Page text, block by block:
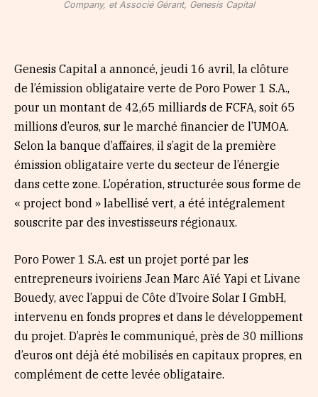
Company, et Associé Gérant, Genesis Capital
Genesis Capital a annoncé, jeudi 16 avril, la clôture
de l’émission obligataire verte de Poro Power 1 S.A.,
pour un montant de 42,65 milliards de FCFA, soit 65
millions d’euros, sur le marché financier de l’UMOA.
Selon la banque d’affaires, il s’agit de la première
émission obligataire verte du secteur de l’énergie
dans cette zone. L’opération, structurée sous forme de
« project bond » labellisé vert, a été intégralement
souscrite par des investisseurs régionaux.
Poro Power 1 S.A. est un projet porté par les
entrepreneurs ivoiriens Jean Marc Aïé Yapi et Livane
Bouedy, avec l’appui de Côte d’Ivoire Solar I GmbH,
intervenu en fonds propres et dans le développement
du projet. D’après le communiqué, près de 30 millions
d’euros ont déjà été mobilisés en capitaux propres, en
complément de cette levée obligataire.